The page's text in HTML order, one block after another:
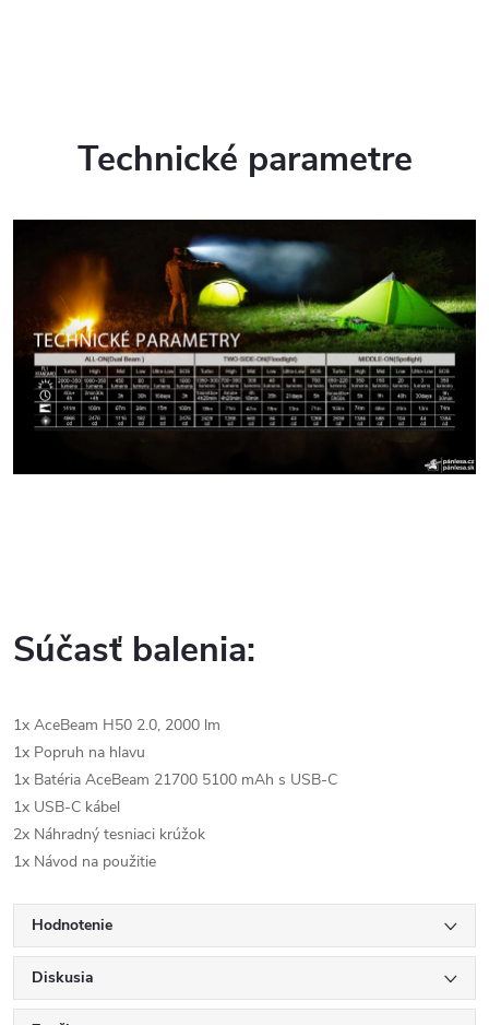
Technické parametre
Súčasť balenia:
1x AceBeam H50 2.0, 2000 lm
1x Popruh na hlavu
1x Batéria AceBeam 21700 5100 mAh s USB-C
1x USB-C kábel
2x Náhradný tesniaci krúžok
1x Návod na použitie
Hodnotenie
Diskusia